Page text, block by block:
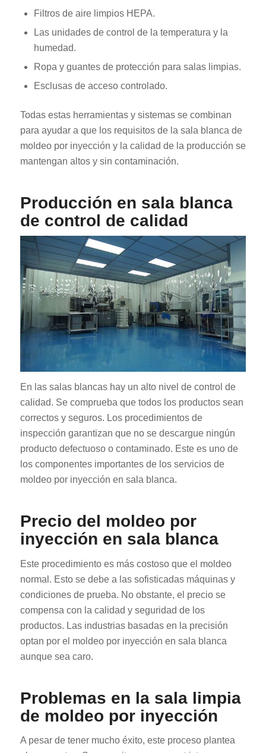
Filtros de aire limpios HEPA.
Las unidades de control de la temperatura y la
humedad.
Ropa y guantes de protección para salas limpias.
Esclusas de acceso controlado.
Todas estas herramientas y sistemas se combinan
para ayudar a que los requisitos de la sala blanca de
moldeo por inyección y la calidad de la producción se
mantengan altos y sin contaminación.
Producción en sala blanca
de control de calidad
En las salas blancas hay un alto nivel de control de
calidad. Se comprueba que todos los productos sean
correctos y seguros. Los procedimientos de
inspección garantizan que no se descargue ningún
producto defectuoso o contaminado. Este es uno de
los componentes importantes de los servicios de
moldeo por inyección en sala blanca.
Precio del moldeo por
inyección en sala blanca
Este procedimiento es más costoso que el moldeo
normal. Esto se debe a las sofisticadas máquinas y
condiciones de prueba. No obstante, el precio se
compensa con la calidad y seguridad de los
productos. Las industrias basadas en la precisión
optan por el moldeo por inyección en sala blanca
aunque sea caro.
Problemas en la sala limpia
de moldeo por inyección
A pesar de tener mucho éxito, este proceso plantea